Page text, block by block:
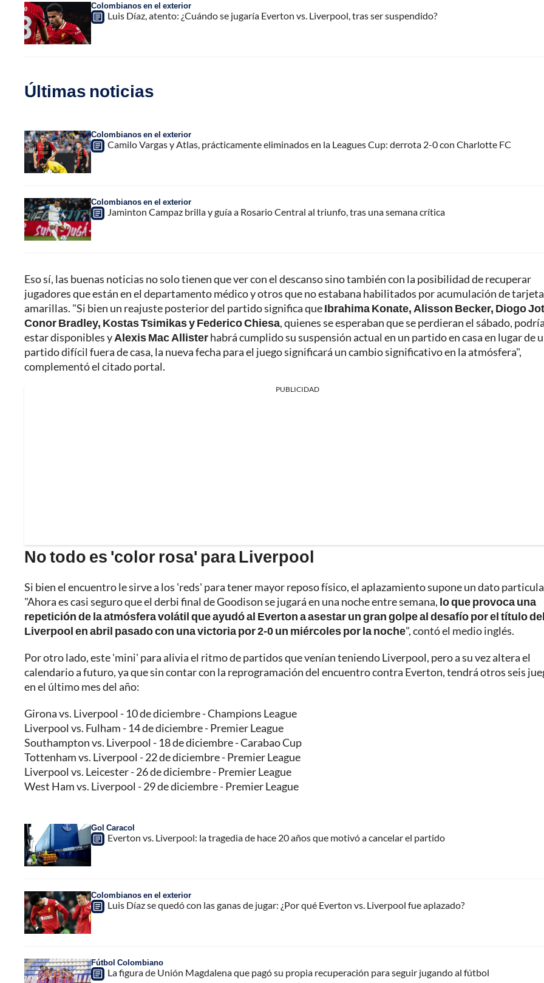
Colombianos en el exterior
Luis Díaz, atento: ¿Cuándo se jugaría Everton vs. Liverpool, tras ser suspendido?
Últimas noticias
Colombianos en el exterior
Camilo Vargas y Atlas, prácticamente eliminados en la Leagues Cup: derrota 2-0 con Charlotte FC
Colombianos en el exterior
Jaminton Campaz brilla y guía a Rosario Central al triunfo, tras una semana crítica
Eso sí, las buenas noticias no solo tienen que ver con el descanso sino también con la posibilidad de recuperar
jugadores que están en el departamento médico y otros que no estabana habilitados por acumulación de
amarillas. "Si bien un reajuste posterior del partido significa queIbrahima Konate, Alisson Becker, Diogo
Conor Bradley, Kostas Tsimikas y Federico Chiesa, quienes se esperaban que se perdieran el sábado,
estar disponibles yAlexis Mac Allisterhabrá cumplido su suspensión actual en un partido en casa en lugar de
partido difícil fuera de casa, la nueva fecha para el juego significará un cambio significativo en la atmósfera",
complementó el citado portal.
PUBLICIDAD
No todo es 'color rosa' para Liverpool
Si bien el encuentro le sirve a los 'reds' para tener mayor reposo físico, el aplazamiento supone un dato
"Ahora es casi seguro que el derbi final de Goodison se jugará en una noche entre semana, lo que provoca una
repetición de la atmósfera volátil que ayudó al Everton a asestar un gran golpe al desafío por el título del
Liverpool en abril pasado con una victoria por 2-0 un miércoles por la noche", contó el medio inglés.
Por otro lado, este 'mini' para alivia el ritmo de partidos que venían teniendo Liverpool, pero a su vez altera el
calendario a futuro, ya que sin contar con la reprogramación del encuentro contra Everton, tendrá otros seis
en el último mes del año:
Girona vs. Liverpool - 10 de diciembre - Champions League
Liverpool vs. Fulham - 14 de diciembre - Premier League
Southampton vs. Liverpool - 18 de diciembre - Carabao Cup
Tottenham vs. Liverpool - 22 de diciembre - Premier League
Liverpool vs. Leicester - 26 de diciembre - Premier League
West Ham vs. Liverpool - 29 de diciembre - Premier League
Gol Caracol
Everton vs. Liverpool: la tragedia de hace 20 años que motivó a cancelar el partido
Colombianos en el exterior
Luis Díaz se quedó con las ganas de jugar: ¿Por qué Everton vs. Liverpool fue aplazado?
Fútbol Colombiano
La figura de Unión Magdalena que pagó su propia recuperación para seguir jugando al fútbol